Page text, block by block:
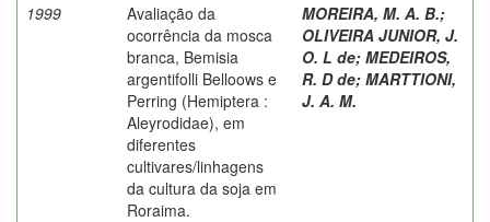
1999
Avaliação da
ocorrência da mosca
branca, Bemisia
argentifolli Belloows e
Perring (Hemiptera :
Aleyrodidae), em
diferentes
cultivares/linhagens
da cultura da soja em
Roraima.
MOREIRA, M. A. B.;
OLIVEIRA JUNIOR, J.
O. L de; MEDEIROS,
R. D de; MARTTIONI,
J. A. M.